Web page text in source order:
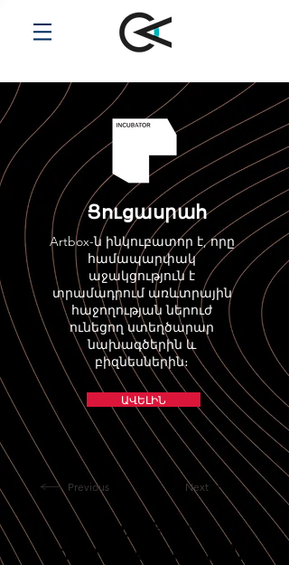
Ցուցասրահ
Artbox-ն ինկուբատոր է, որը
համապարփակ
աջակցություն է
տրամադրում առևտրային
հաջողության ներուժ
ունեցող ստեղծարար
նախագծերին և
բիզնեսներին։
ԱՎԵԼԻՆ
Previous Next
Ման Բան
հրատարակչություն